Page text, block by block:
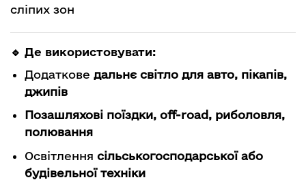
сліпих зон
🔹 Де використовувати:
Додаткове дальнє світло для авто, пікапів,
джипів
Позашляхові поїздки, off-road, риболовля,
полювання
Освітлення сільськогосподарської або
будівельної техніки